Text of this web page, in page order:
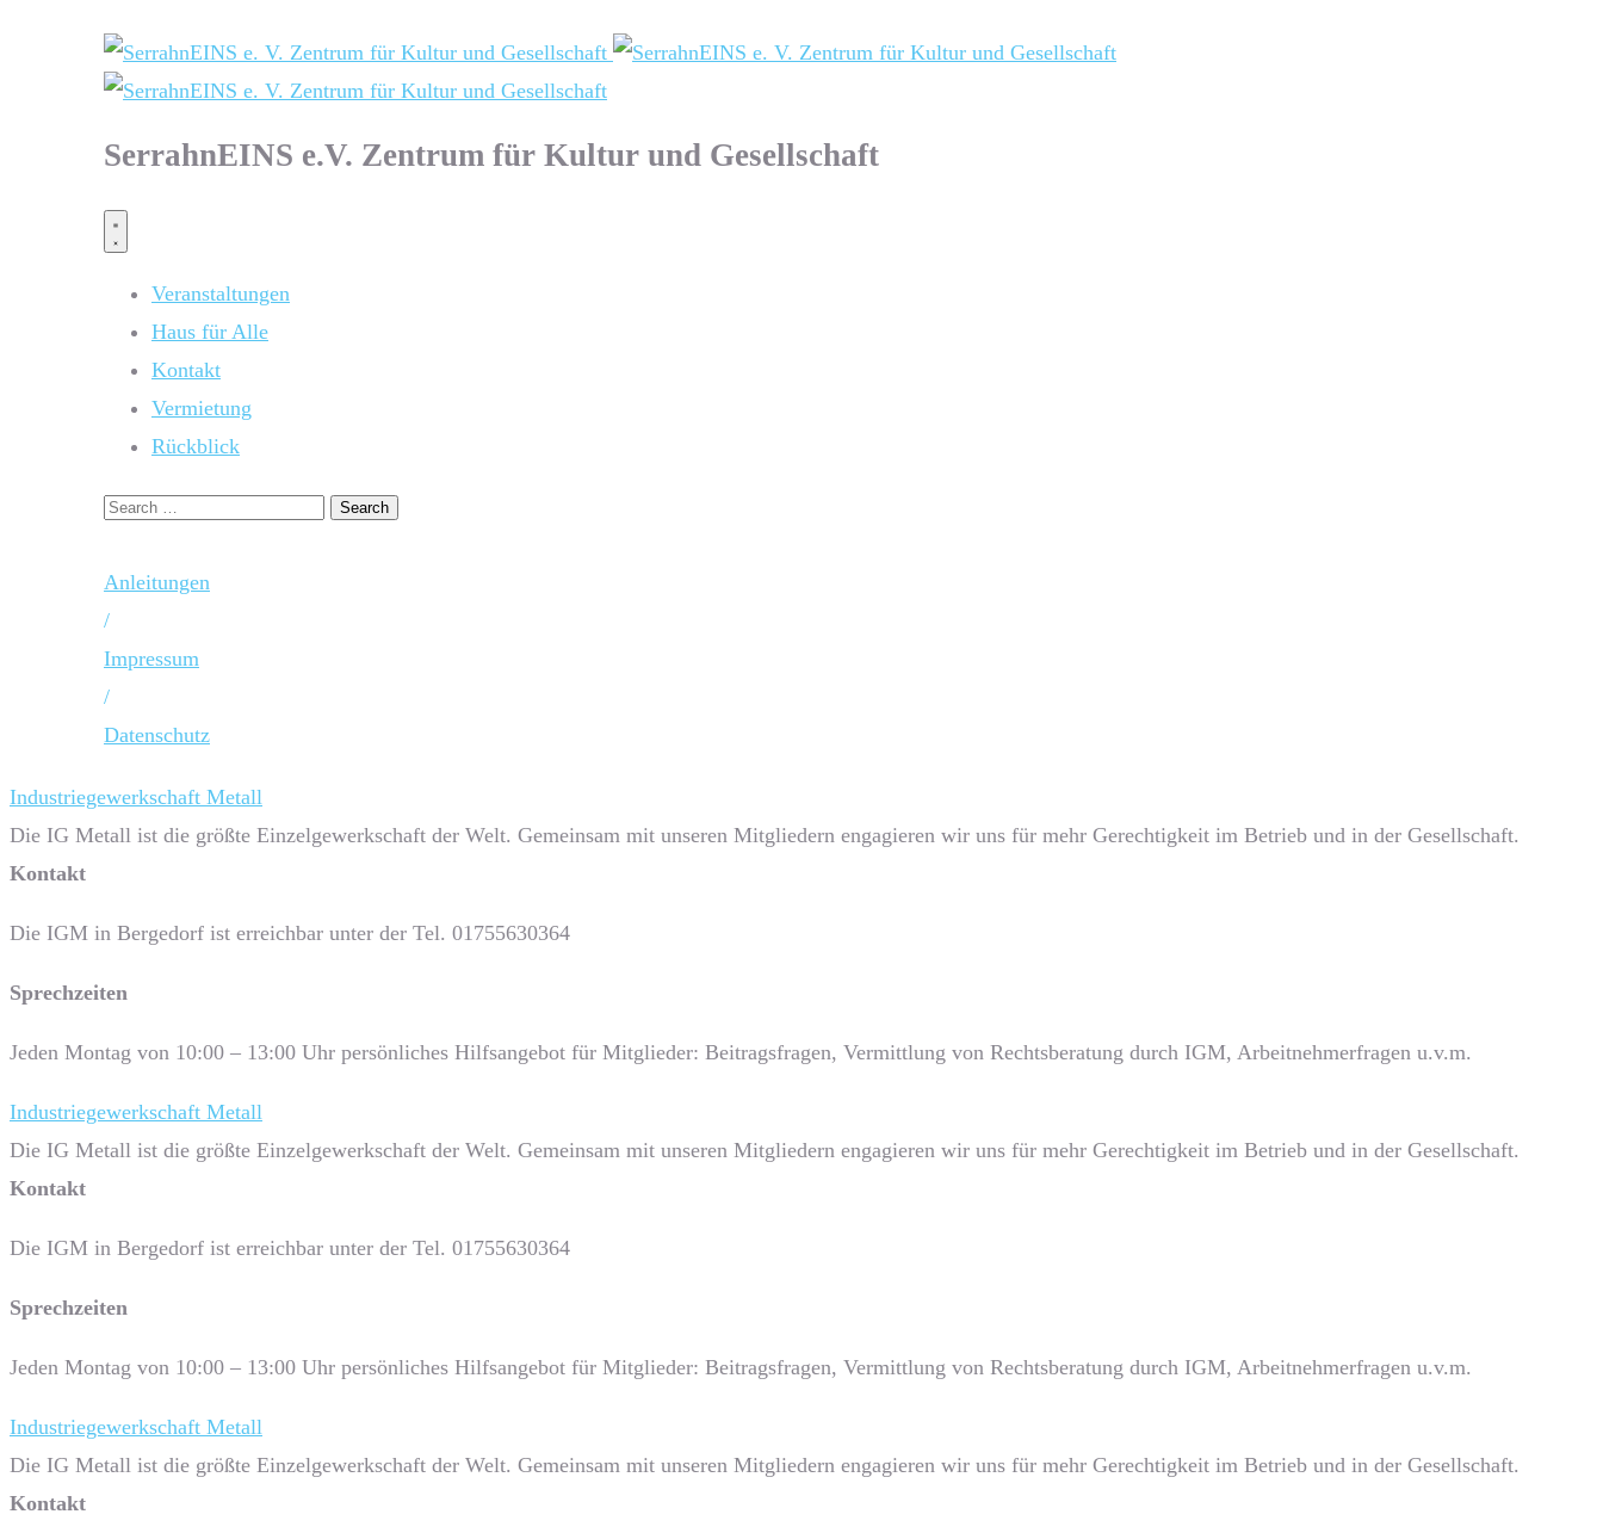
SerrahnEINS e.V. Zentrum für Kultur und Gesellschaft
Veranstaltungen
Haus für Alle
Kontakt
Vermietung
Rückblick
Anleitungen
/
Impressum
/
Datenschutz
Industriegewerkschaft Metall
Die IG Metall ist die größte Einzelgewerkschaft der Welt. Gemeinsam mit unseren Mitgliedern engagieren wir uns für mehr Gerechtigkeit im Betrieb und in der Gesellschaft.
Kontakt
Die IGM in Bergedorf ist erreichbar unter der Tel. 01755630364
Sprech­zeiten
Jeden Montag von 10:00 – 13:00 Uhr persönliches Hilfsangebot für Mitglieder: Beitragsfragen, Vermittlung von Rechtsberatung durch IGM, Arbeitnehmerfragen u.v.m.
Industriegewerkschaft Metall
Die IG Metall ist die größte Einzelgewerkschaft der Welt. Gemeinsam mit unseren Mitgliedern engagieren wir uns für mehr Gerechtigkeit im Betrieb und in der Gesellschaft.
Kontakt
Die IGM in Bergedorf ist erreichbar unter der Tel. 01755630364
Sprech­zeiten
Jeden Montag von 10:00 – 13:00 Uhr persönliches Hilfsangebot für Mitglieder: Beitragsfragen, Vermittlung von Rechtsberatung durch IGM, Arbeitnehmerfragen u.v.m.
Industriegewerkschaft Metall
Die IG Metall ist die größte Einzelgewerkschaft der Welt. Gemeinsam mit unseren Mitgliedern engagieren wir uns für mehr Gerechtigkeit im Betrieb und in der Gesellschaft.
Kontakt